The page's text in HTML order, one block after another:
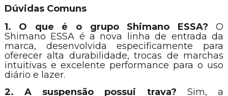
Dúvidas Comuns
1. O que é o grupo Shimano ESSA? O
Shimano ESSA é a nova linha de entrada da
marca, desenvolvida especificamente para
oferecer alta durabilidade, trocas de marchas
intuitivas e excelente performance para o uso
diário e lazer.
2. A suspensão possui trava? Sim, a